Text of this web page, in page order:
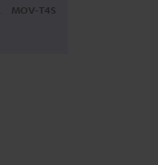
MOV-T4S